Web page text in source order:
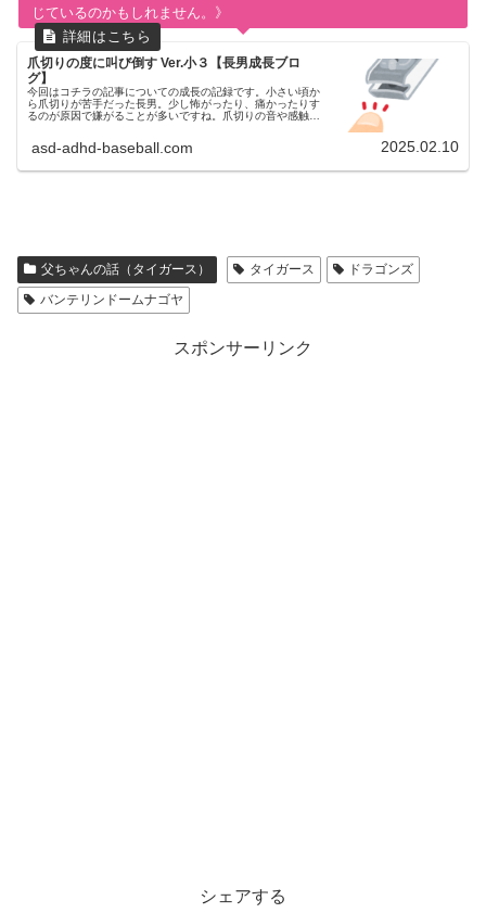
じているのかもしれません。》
爪切りの度に叫び倒す Ver.小３【長男成長ブロ
グ】
今回はコチラの記事についての成長の記録です。小さい頃か
ら爪切りが苦手だった長男。少し怖がったり、痛かったりす
るのが原因で嫌がることが多いですね。爪切りの音や感触が
うなったのか現在も相変わ...
asd-adhd-baseball.com 2025.02.10
父ちゃんの話（タイガース） タイガース
ドラゴンズ
バンテリンドームナゴヤ
スポンサーリンク
シェアする